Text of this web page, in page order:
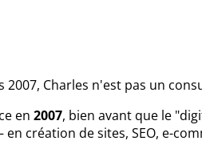
2007, Charles n'est pas un
en 2007, bien avant que le
création de sites, SEO, e-